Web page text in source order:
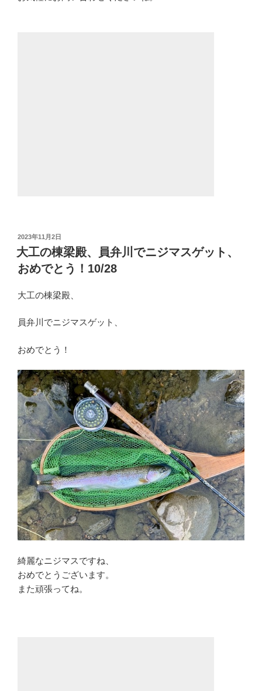
投
稿
日:
2023年11月2日
大工の棟梁殿、員弁川でニジマスゲット、
おめでとう！10/28
大工の棟梁殿、
員弁川でニジマスゲット、
おめでとう！
綺麗なニジマスですね、
おめでとうございます。
また頑張ってね。